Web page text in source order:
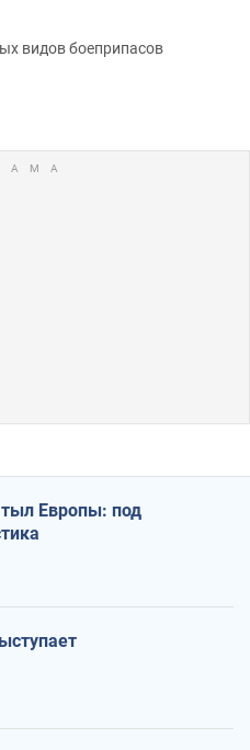
видов боеприпасов
Европы: под